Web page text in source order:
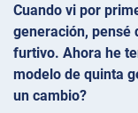
Cuando vi por
generación, pensé
furtivo. Ahora he
modelo de quinta
un cambio?